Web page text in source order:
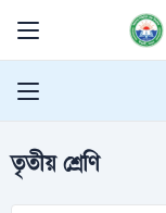
তৃতীয় শ্রেণি